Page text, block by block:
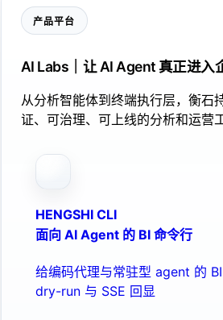
产品平台
AI Labs｜让 AI Agent 真正进入
从分析智能体到终端执行层，衡石
证、可治理、可上线的分析和运营
HENGSHI CLI
面向 AI Agent 的 BI 命令行
给编码代理与常驻型 agent 的 BI
dry-run 与 SSE 回显